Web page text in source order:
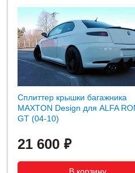
Сплиттер крышки багажника
MAXTON Design для ALFA
GT (04-10)
21 600